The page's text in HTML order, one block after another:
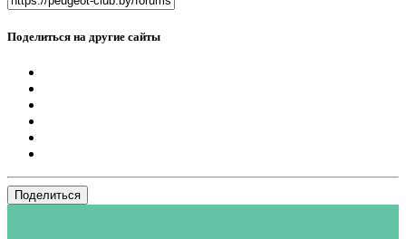
Поделиться на другие сайты
Поделиться